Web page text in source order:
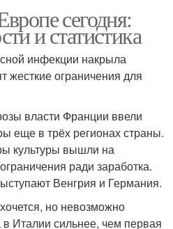
сегодня:
и статистика
инфекции накрыла
жесткие ограничения для
власти Франции ввели
еще в трёх регионах страны.
культуры вышли на
ради заработка.
Венгрия и Германия.
но невозможно
в Италии сильнее, чем первая